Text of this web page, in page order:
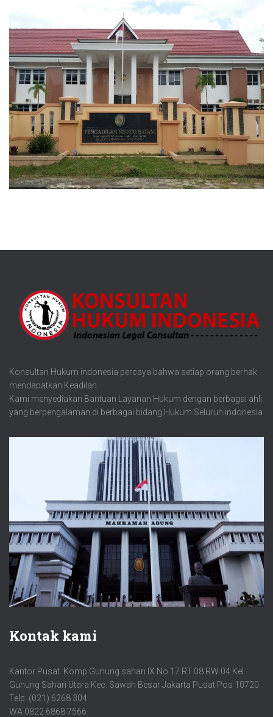
Konsultan Hukum indonesia percaya bahwa setiap orang berhak
mendapatkan Keadilan.
Kami menyediakan Bantuan Layanan Hukum dengan berbagai ahli
yang berpengalaman di berbagai bidang Hukum Seluruh indonesia
Kontak kami
Kantor Pusat. Komp Gunung sahari IX No 17 RT 08 RW 04 Kel.
Gunung Sahari Utara Kec. Sawah Besar Jakarta Pusat Pos 10720
Telp: (021) 6268 304
WA 0822 6868 7566